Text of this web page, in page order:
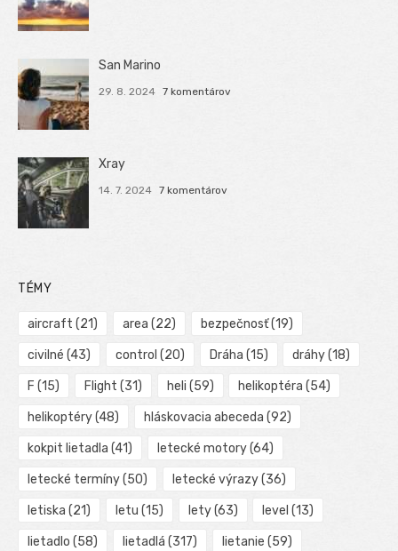
San Marino
29. 8. 2024 7 komentárov
Xray
14. 7. 2024 7 komentárov
TÉMY
aircraft (21) area (22) bezpečnosť(19)
civilné (43) control (20) Dráha (15) dráhy(18)
F (15) Flight (31) heli (59) helikoptéra (54)
helikoptéry(48) hláskovacia abeceda (92)
kokpit lietadla (41) letecké motory(64)
letecké termíny(50) letecké výrazy(36)
letiska (21) letu (15) lety(63) level (13)
lietadlo (58) lietadlá (317) lietanie (59)